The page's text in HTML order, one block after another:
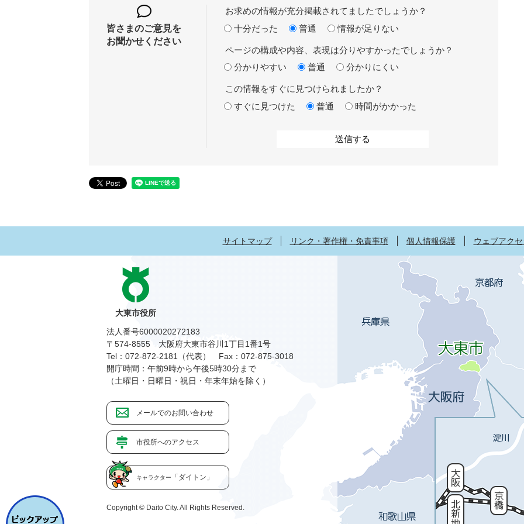
皆さまのご意見を
お聞かせください
お求めの情報が充分掲載されてましたでしょうか？
十分だった
普通 情報が足りない
ページの構成や内容、表現は分りやすかったでしょうか？
分かりやすい
普通 分かりにくい
この情報をすぐに見つけられましたか？
すぐに見つけた
普通 時間がかかった
サイトマップ リンク・著作権・免責事項 個人情報保護 ウェブアク
大東市役所
法人番号6000020272183
〒574-8555 大阪府大東市谷川1丁目1番1号
Tel：072-872-2181（代表）
Fax：072-875-3018
開庁時間：午前9時から午後5時30分まで
（土曜日・日曜日・祝日・年末年始を除く）
メールでのお問い合わせ
市役所へのアクセス
キャラクター 「ダイトン」
Copyright © Daito City. All Rights Reserved.